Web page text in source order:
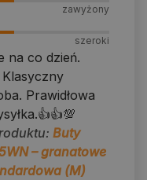
zawyżony
szeroki
na co dzień.
Prawidłowa
Buty
– granatowe
(M)